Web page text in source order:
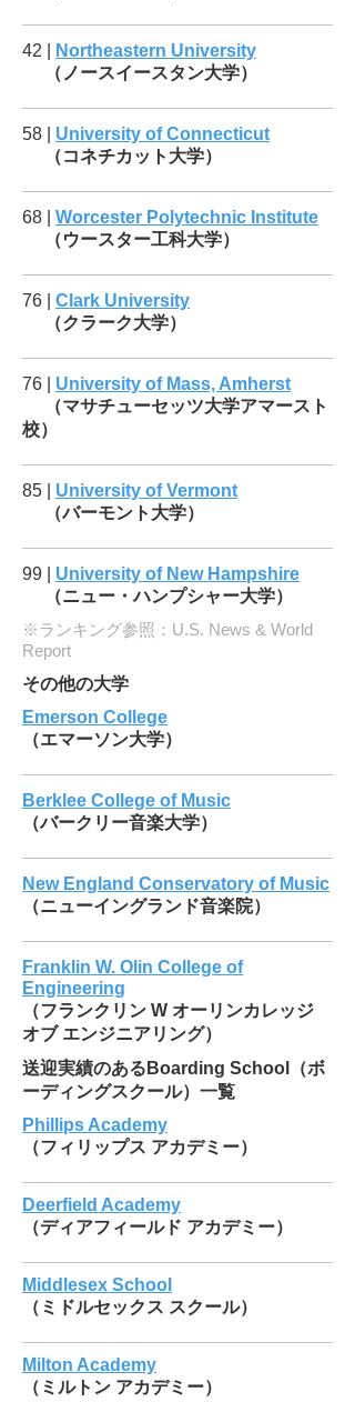
42 |
Northeastern University
（ノースイースタン大学）
58 | University of Connecticut
（コネチカット大学）
68 | Worcester Polytechnic Institute
（ウースター工科大学）
76 | Clark University
（クラーク大学）
76 | University of Mass, Amherst
（マサチューセッツ大学アマースト
校）
85 | University of Vermont
（バーモント大学）
99 | University of New Hampshire
（ニュー・ハンプシャー大学）
※ランキング参照：U.S. News & World
Report
その他の大学
Emerson College
（エマーソン大学）
Berklee College of Music
（バークリー音楽大学）
New England Conservatory of Music
（ニューイングランド音楽院）
Franklin W. Olin College of
Engineering
（フランクリン W オーリンカレッジ
オブ エンジニアリング）
送迎実績のあるBoarding School（ボ
ーディングスクール）一覧
Phillips Academy
（フィリップス アカデミー）
Deerfield Academy
（ディアフィールド アカデミー）
Middlesex School
（ミドルセックス スクール）
Milton Academy
（ミルトン アカデミー）